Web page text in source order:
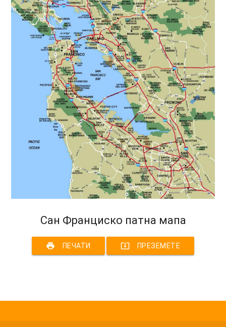
Сан Франциско патна мапа
print ПЕЧАТИ system_update_alt ПРЕЗЕМЕТЕ